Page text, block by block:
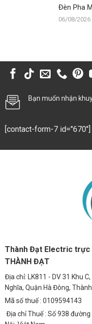
Đèn Pha
06/08/2026
Bạn muốn nhận
[contact-form-7 id="670"]
Thành Đạt Electric trực
THÀNH ĐẠT
Địa chỉ: LK811 - DV 31 Khu
Nghĩa, Quận Hà Đông,
Mã số thuế : 0109594143
Địa chỉ Thuế : Số 938